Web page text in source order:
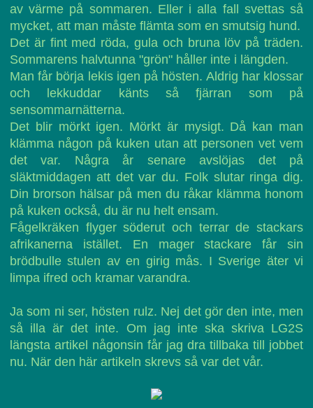
av värme på sommaren. Eller i alla fall svettas så
mycket, att man måste flämta som en smutsig hund.
Det är fint med röda, gula och bruna löv på träden.
Sommarens halvtunna "grön" håller inte i längden.
Man får börja lekis igen på hösten. Aldrig har klossar
och lekkuddar känts så fjärran som på
sensommarnätterna.
Det blir mörkt igen. Mörkt är mysigt. Då kan man
klämma någon på kuken utan att personen vet vem
det var. Några år senare avslöjas det på
släktmiddagen att det var du. Folk slutar ringa dig.
Din brorson hälsar på men du råkar klämma honom
på kuken också, du är nu helt ensam.
Fågelkräken flyger söderut och terrar de stackars
afrikanerna istället. En mager stackare får sin
brödbulle stulen av en girig mås. I Sverige äter vi
limpa ifred och kramar varandra.
Ja som ni ser, hösten rulz. Nej det gör den inte, men
så illa är det inte. Om jag inte ska skriva LG2S
längsta artikel någonsin får jag dra tillbaka till jobbet
nu. När den här artikeln skrevs så var det vår.